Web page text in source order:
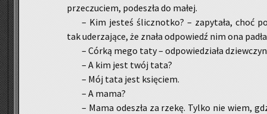
prze­czu­ciem, po­de­szła do małej.
– Kim je­steś ślicz­not­ko? – za­py­ta­ła, choć
tak ude­rza­ją­ce, że znała od­po­wiedź nim ona
– Córką mego taty – od­po­wie­dzia­ła
– A kim jest twój tata?
– Mój tata jest księ­ciem.
– A mama?
– Mama ode­szła za rzekę. Tylko nie wiem,